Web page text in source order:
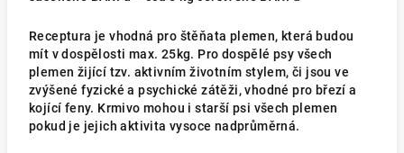
Receptura je vhodná pro štěňata plemen, která budou
mít v dospělosti max. 25kg. Pro dospělé psy všech
plemen žijící tzv. aktivním životním stylem, či jsou ve
zvýšené fyzické a psychické zátěži, vhodné pro březí a
kojící feny. Krmivo mohou i starší psi všech plemen
pokud je jejich aktivita vysoce nadprůměrná.